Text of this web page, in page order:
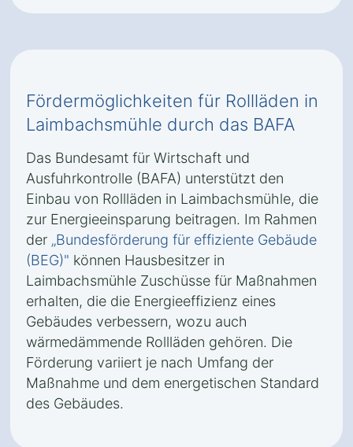
Fördermöglichkeiten für Rollläden in
Laimbachsmühle durch das BAFA
Das Bundesamt für Wirtschaft und
Ausfuhrkontrolle (BAFA) unterstützt den
Einbau von Rollläden in Laimbachsmühle, die
zur Energieeinsparung beitragen. Im Rahmen
der „Bundesförderung für effiziente Gebäude
(BEG)" können Hausbesitzer in
Laimbachsmühle Zuschüsse für Maßnahmen
erhalten, die die Energieeffizienz eines
Gebäudes verbessern, wozu auch
wärmedämmende Rollläden gehören. Die
Förderung variiert je nach Umfang der
Maßnahme und dem energetischen Standard
des Gebäudes.